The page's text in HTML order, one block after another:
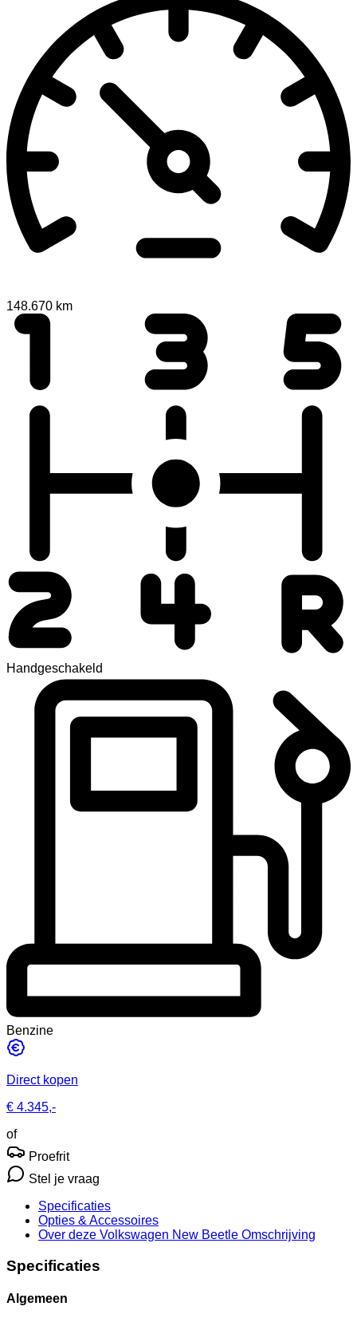
148.670 km
Handgeschakeld
Benzine
Direct kopen
€ 4.345,-
of
Proefrit
Stel je vraag
Specificaties
Opties & Accessoires
Over deze Volkswagen New Beetle Omschrijving
Specificaties
Algemeen